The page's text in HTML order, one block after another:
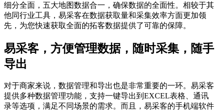
细分全面，五大地图数据合一，确保数据的全面性。相较于其
他同行业工具，易采客在数据获取量和采集效率方面更加领
先，为您快速获取全面的拓客数据提供了可靠的保障。
易采客，方便管理数据，随时采集，随手
导出
对于商家来说，数据管理和导出也是非常重要的一环。易采客
提供多种数据管理功能，支持一键导出到EXCEL表格、通讯
录等选项，满足不同场景的需求。而且，易采客的手机端软件